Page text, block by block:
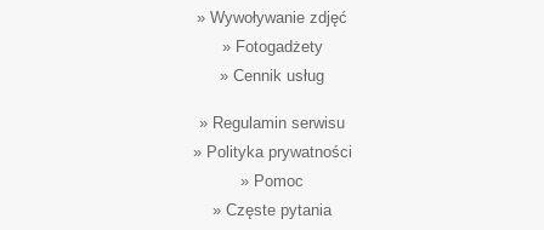
» Wywoływanie zdjęć
» Fotogadżety
» Cennik usług
» Regulamin serwisu
» Polityka prywatności
» Pomoc
» Częste pytania